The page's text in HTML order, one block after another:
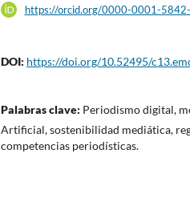
https://orcid.org/0000-0001-
DOI: https://doi.org/10.52495/
Palabras clave: Periodismo digital,
Artificial, sostenibilidad mediática,
competencias periodísticas.